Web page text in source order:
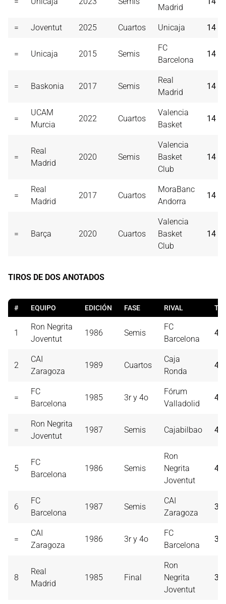
Madrid
= Joventut 2025 Cuartos Unicaja 14
= Unicaja 2015 Semis
FC
Barcelona
14
= Baskonia 2017 Semis
Real
Madrid
14
=
UCAM
Murcia
2022 Cuartos
Valencia
Basket
14
=
Real
Madrid
2020 Semis
Valencia
Basket
Club
14
=
Real
Madrid
2017 Cuartos
MoraBanc
Andorra
14
= Barça 2020 Cuartos
Valencia
Basket
Club
14
TIROS DE DOS ANOTADOS
# EQUIPO EDICIÓN FASE RIVAL
1
Ron Negrita
Joventut
1986 Semis
FC
Barcelona
44
2
CAI
Zaragoza
1989 Cuartos
Caja
Ronda
42
=
FC
Barcelona
1985 3r y 4o
Fórum
Valladolid
42
=
Ron Negrita
Joventut
1987 Semis Cajabilbao 42
5
FC
Barcelona
1986 Semis
Ron
Negrita
Joventut
41
6
FC
Barcelona
1987 Semis
CAI
Zaragoza
39
=
CAI
Zaragoza
1986 3r y 4o
FC
Barcelona
39
8
Real
Madrid
1985 Final
Ron
Negrita
Joventut
38